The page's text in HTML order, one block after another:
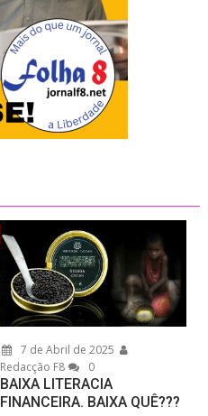
7 de Abril de 2025
Redacção F8
0
BAIXA LITERACIA
FINANCEIRA. BAIXA QUÊ???